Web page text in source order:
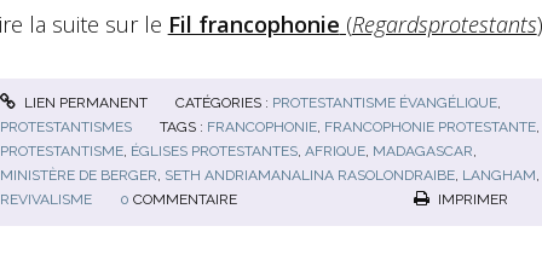
la suite sur le Fil francophonie (Regardsprotestants)
LIEN PERMANENT CATÉGORIES : PROTESTANTISME ÉVANGÉLIQUE
PROTESTANTISMES
TAGS : FRANCOPHONIE, FRANCOPHONIE PROTESTANTE,
PROTESTANTISME, ÉGLISES PROTESTANTES, AFRIQUE, MADAGASCAR
MINISTÈRE DE BERGER SETH ANDRIAMANALINA RASOLONDRAIBE, LANGHAM
REVIVALISME
0 COMMENTAIRE IMPRIMER